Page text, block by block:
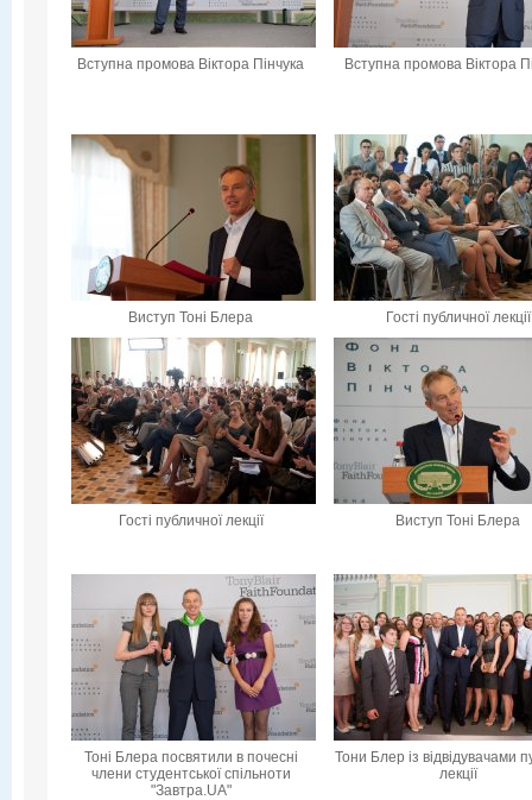
Вступна промова Віктора Пінчука Вступна промова Віктора
Виступ Тоні Блера Гості публичної лекції
Гості публичної лекції Виступ Тоні Блера
Тоні Блера посвятили в почесні
члени студентської спільноти
"Завтра.UA"
Тони Блер із відвідувачами
лекції